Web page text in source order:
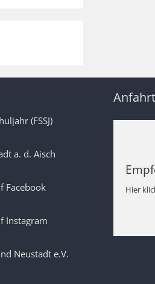
(FSSJ)
a. d. Aisch
Facebook
Instagram
Neustadt e.V.
Anfahrt
Hier